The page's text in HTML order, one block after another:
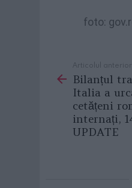
foto:
more
Articolul anterior
Bilanțul
Italia a
cetățeni
internați,
UPDATE